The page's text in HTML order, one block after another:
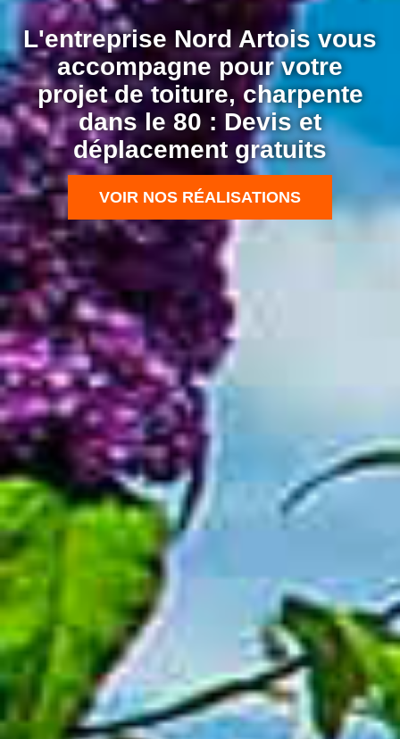
L'entreprise Nord Artois vous
accompagne pour votre
projet de toiture, charpente
dans le 80 : Devis et
déplacement gratuits
VOIR NOS RÉALISATIONS